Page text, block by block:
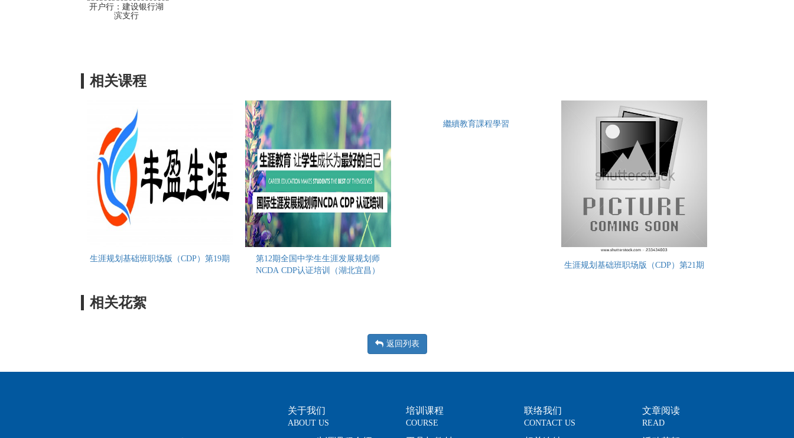
开户行：建设银行湖
滨支行
相关课程
生涯规划基础班职场版（CDP）第19期
第12期全国中学生生涯发展规划师
NCDA CDP认证培训（湖北宜昌）
繼續教育課程學習
生涯规划基础班职场版（CDP）第21期
相关花絮
返回列表
关于我们
ABOUT US
培训课程
COURSE
联络我们
CONTACT US
文章阅读
READ